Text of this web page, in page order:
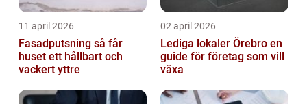
11 april 2026
Fasadputsning så får
huset ett hållbart och
vackert yttre
02 april 2026
Lediga lokaler Örebro en
guide för företag som vill
växa